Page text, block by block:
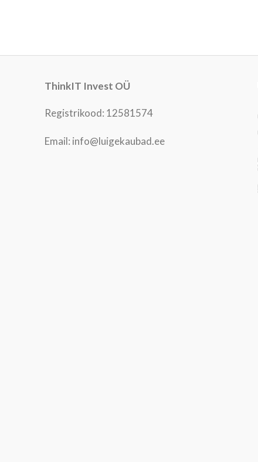
ThinkIT Invest OÜ
Registrikood: 12581574
Email: info@luigekaubad.ee